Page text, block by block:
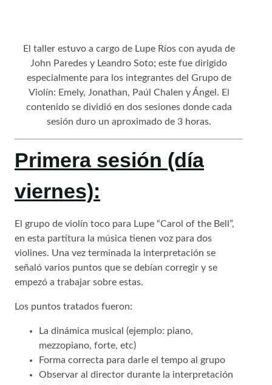
El taller estuvo a cargo de Lupe Ríos con ayuda de
John Paredes y Leandro Soto; este fue dirigido
especialmente para los integrantes del Grupo de
Violín: Emely, Jonathan, Paúl Chalen y Ángel. El
contenido se dividió en dos sesiones donde cada
sesión duro un aproximado de 3 horas.
Primera sesión (día
viernes):
El grupo de violín toco para Lupe “Carol of the Bell”,
en esta partitura la música tienen voz para dos
violines. Una vez terminada la interpretación se
señaló varios puntos que se debían corregir y se
empezó a trabajar sobre estas.
Los puntos tratados fueron:
La dinámica musical (ejemplo: piano,
mezzopiano, forte, etc)
Forma correcta para darle el tempo al grupo
Observar al director durante la interpretación